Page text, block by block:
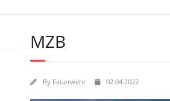
MZB
By Feuerwehr 02.04.2022